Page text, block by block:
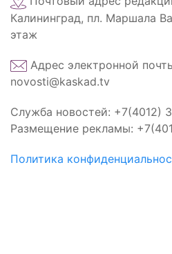
Калининград, пл. Маршала
этаж
Адрес электронной
novosti@kaskad.tv
Служба новостей: +7(4012)
Размещение рекламы:
Политика